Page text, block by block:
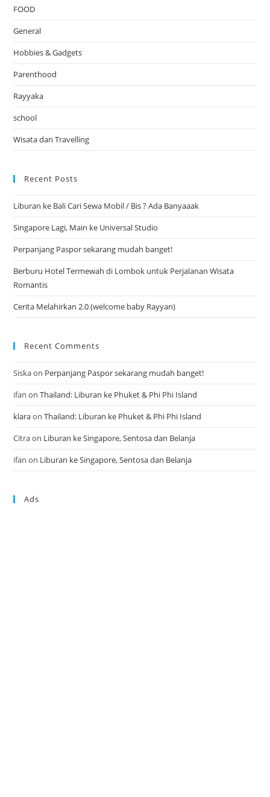
FOOD
General
Hobbies & Gadgets
Parenthood
Rayyaka
school
Wisata dan Travelling
Recent Posts
Liburan ke Bali Cari Sewa Mobil / Bis ? Ada Banyaaak
Singapore Lagi, Main ke Universal Studio
Perpanjang Paspor sekarang mudah banget!
Berburu Hotel Termewah di Lombok untuk Perjalanan Wisata
Romantis
Cerita Melahirkan 2.0 (welcome baby Rayyan)
Recent Comments
Siskaon Perpanjang Paspor sekarang mudah banget!
ifan onThailand: Liburan ke Phuket & Phi Phi Island
klaraonThailand: Liburan ke Phuket & Phi Phi Island
Citraon Liburan ke Singapore, Sentosa dan Belanja
ifan on Liburan ke Singapore, Sentosa dan Belanja
Ads